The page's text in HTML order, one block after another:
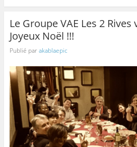
Le Groupe VAE Les 2
Joyeux Noël !!!
Publié parakablaepic